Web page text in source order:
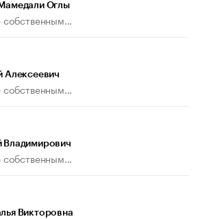
Оглы
Алексеевич
Владимирович
Викторовна